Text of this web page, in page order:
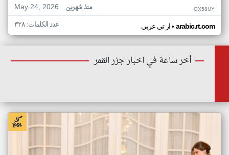
May 24, 2026
منذ شهرين OX58UY
ار تي عربي• arabic.rt.com عدد الكلمات: ٣٢٨
أخر ساعة في اخبار جزر القمر